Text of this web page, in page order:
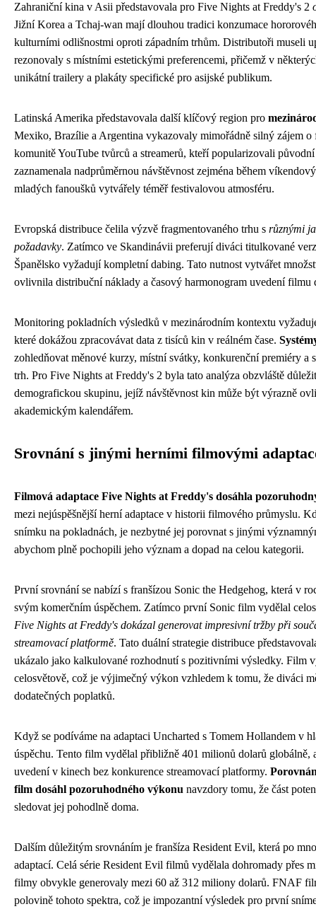
Zahraniční kina v Asii představovala pro Five Nights at Freddy's 2
Jižní Korea a Tchaj-wan mají dlouhou tradici konzumace
kulturními odlišnostmi oproti západním trhům. Distributoři museli
rezonovaly s místními estetickými preferencemi, přičemž v
unikátní trailery a plakáty specifické pro asijské publikum.
Latinská Amerika představovala další klíčový region pro
Mexiko, Brazílie a Argentina vykazovaly mimořádně silný zájem o
komunitě YouTube tvůrců a streamerů, kteří popularizovali
zaznamenala nadprůměrnou návštěvnost zejména během
mladých fanoušků vytvářely téměř festivalovou atmosféru.
Evropská distribuce čelila výzvě fragmentovaného trhu s různými
požadavky. Zatímco ve Skandinávii preferují diváci titulkované
Španělsko vyžadují kompletní dabing. Tato nutnost vytvářet
ovlivnila distribuční náklady a časový harmonogram uvedení filmu
Monitoring pokladních výsledků v mezinárodním kontextu
které dokážou zpracovávat data z tisíců kin v reálném čase.
zohledňovat měnové kurzy, místní svátky, konkurenční premiéry a
trh. Pro Five Nights at Freddy's 2 byla tato analýza obzvláště
demografickou skupinu, jejíž návštěvnost kin může být výrazně
akademickým kalendářem.
Srovnání s jinými herními filmovými
Filmová adaptace Five Nights at Freddy's dosáhla
mezi nejúspěšnější herní adaptace v historii filmového průmyslu.
snímku na pokladnách, je nezbytné jej porovnat s jinými
abychom plně pochopili jeho význam a dopad na celou kategorii.
První srovnání se nabízí s franšízou Sonic the Hedgehog, která v
svým komerčním úspěchem. Zatímco první Sonic film vydělal
Five Nights at Freddy's dokázal generovat impresivní tržby při
streamovací platformě. Tato duální strategie distribuce
ukázalo jako kalkulované rozhodnutí s pozitivními výsledky. Film
celosvětově, což je výjimečný výkon vzhledem k tomu, že diváci
dodatečných poplatků.
Když se podíváme na adaptaci Uncharted s Tomem Hollandem v
úspěchu. Tento film vydělal přibližně 401 milionů dolarů
uvedení v kinech bez konkurence streamovací platformy.
film dosáhl pozoruhodného výkonu navzdory tomu, že část
sledovat jej pohodlně doma.
Dalším důležitým srovnáním je franšíza Resident Evil, která po
adaptací. Celá série Resident Evil filmů vydělala dohromady přes
filmy obvykle generovaly mezi 60 až 312 miliony dolarů. FNAF
polovině tohoto spektra, což je impozantní výsledek pro první